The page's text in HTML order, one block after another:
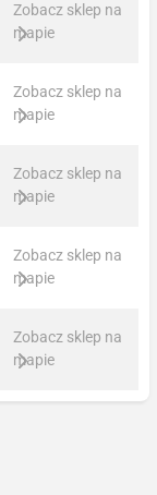
Zobacz sklep na
mapie
Zobacz sklep na
mapie
Zobacz sklep na
mapie
Zobacz sklep na
mapie
Zobacz sklep na
mapie